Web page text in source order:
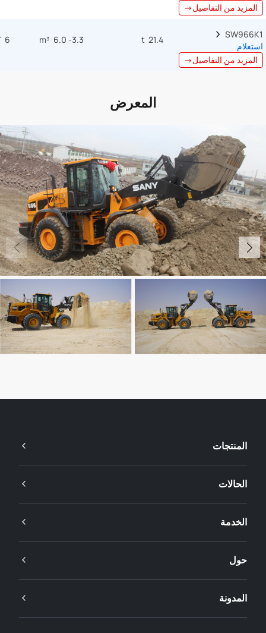
المزيد من التفاصيل→
SW966K1
استعلام
المزيد من التفاصيل→
21.4 t
3.3- 6.0 m³
6 T
المعرض
المنتجات
الحالات
الخدمة
حول
المدونة